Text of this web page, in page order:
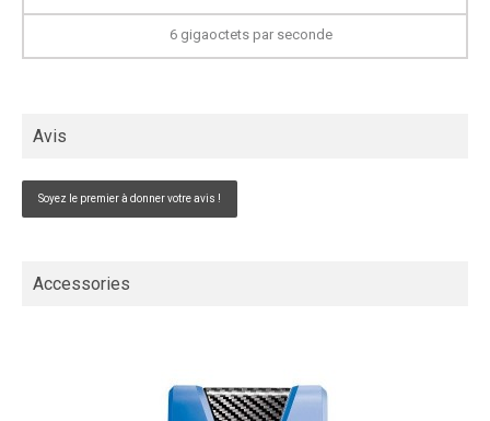
6 gigaoctets par seconde
Avis
Soyez le premier à donner votre avis !
Accessories